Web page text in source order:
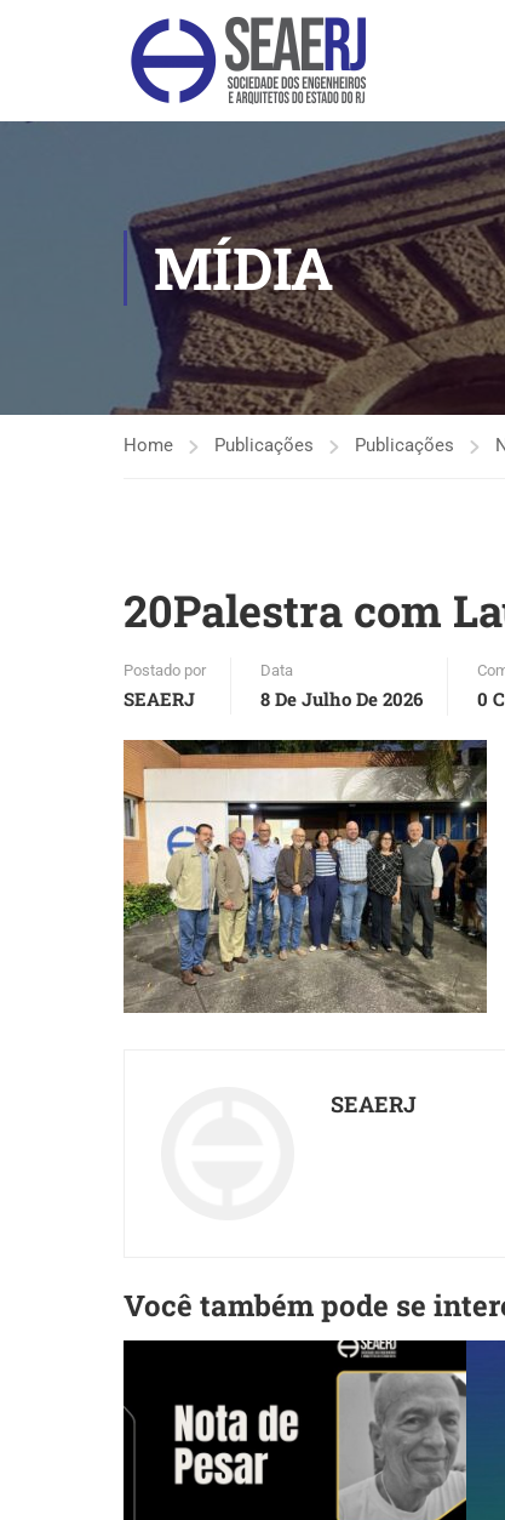
MÍDIA
Home Publicações Publicações
20Palestra com
Postado por
SEAERJ
Data
8 De Julho De 2026 0
SEAERJ
Você também pode se